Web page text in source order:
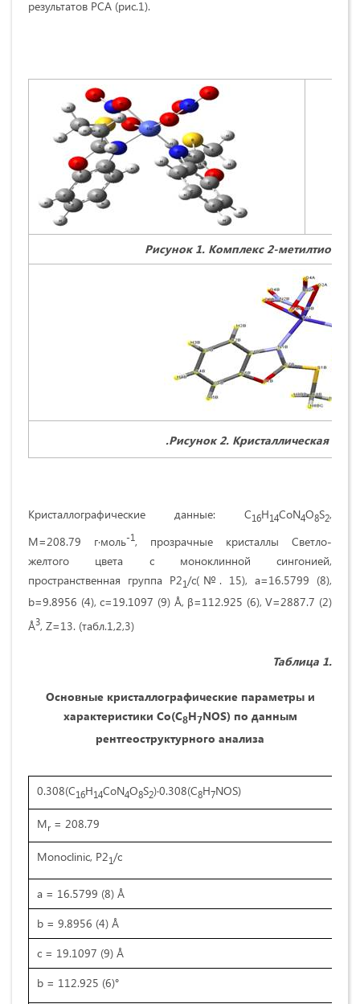
результатов РСА (рис.1).
Рисунок 1. Комплекс 2-
.Рисунок 2. Кристаллическая
Кристаллографические данные: C16H14CoN4O8S2,
M=208.79 г·моль-1, прозрачные кристаллы Светло-
желтого цвета с моноклинной сингонией,
пространственная группа P21/c(№. 15), a=16.5799 (8),
b=9.8956 (4), c=19.1097 (9) Å, β=112.925 (6), V=2887.7 (2)
Å3, Z=13. (табл.1,2,3)
Таблица 1.
Основные кристаллографические параметры и
характеристики Co(C8H7NOS) по данным
рентгеоструктурного анализа
0.308(C16H14CoN4O8S2)·0.308(C8H7NOS)
Mr = 208.79
Monoclinic, P21/c
a = 16.5799 (8) Å
b = 9.8956 (4) Å
c = 19.1097 (9) Å
b = 112.925 (6)°